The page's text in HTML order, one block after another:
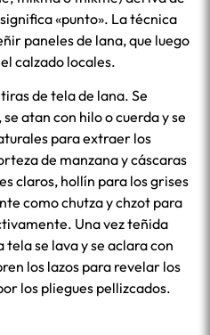
«punto». La técnica
paneles de lana, que luego
calzado locales.
de tela de lana. Se
atan con hilo o cuerda y se
para extraer los
de manzana y cáscaras
claros, hollín para los grises
como chutza y chzot para
Una vez teñida
tela se lava y se aclara con
los lazos para revelar los
los pliegues pellizcados.